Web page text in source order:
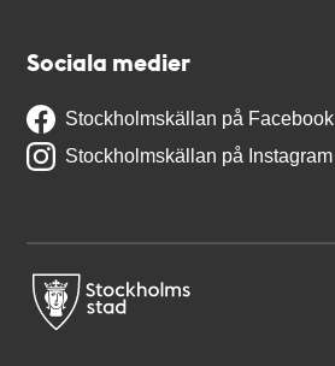
Sociala medier
Stockholmskällan på Facebook
Stockholmskällan på Instagram